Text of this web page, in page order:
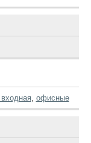
, офисные